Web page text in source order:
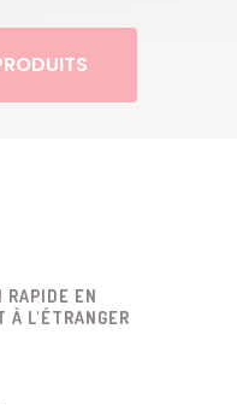
RAPIDE EN
À L'ÉTRANGER